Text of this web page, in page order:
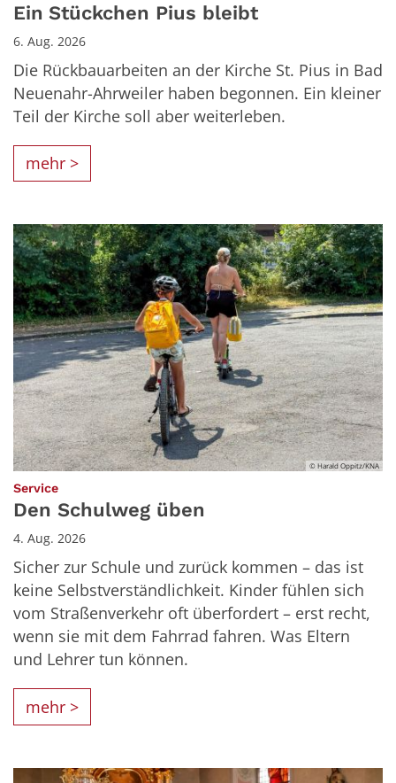
Ein Stückchen Pius bleibt
6. Aug. 2026
Die Rückbauarbeiten an der Kirche St. Pius in Bad
Neuenahr-Ahrweiler haben begonnen. Ein kleiner
Teil der Kirche soll aber weiterleben.
mehr >
© Harald Oppitz/KNA
Service:
Den Schulweg üben
4. Aug. 2026
Sicher zur Schule und zurück kommen – das ist
keine Selbstverständlichkeit. Kinder fühlen sich
vom Straßenverkehr oft überfordert – erst recht,
wenn sie mit dem Fahrrad fahren. Was Eltern
und Lehrer tun können.
mehr >